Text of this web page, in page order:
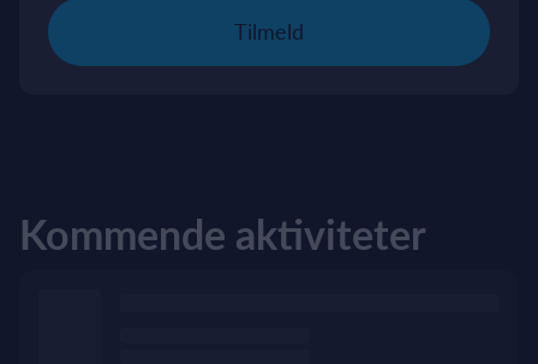
Tilmeld
Kommende aktiviteter